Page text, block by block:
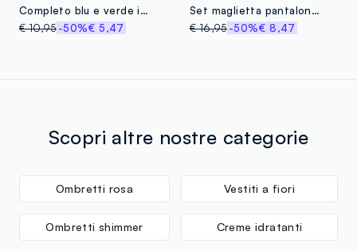
Completo blu e verde in puro cotone per bimbo regular fit
€ 10,95-50%€ 5,47
Set maglietta pantaloncino in puro cotone multicolor da bimbo regular fit
€ 16,95 -50%€ 8,47
Scopri altre nostre categorie
Ombretti rosa Vestiti a fiori
Ombretti shimmer Creme idratanti